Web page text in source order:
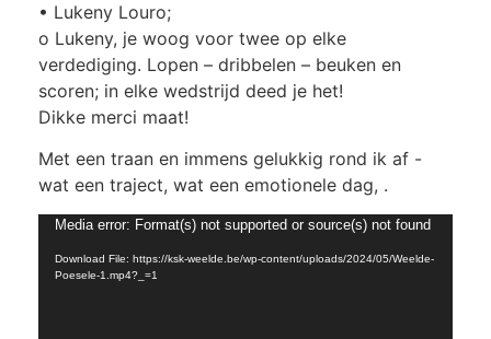
• Lukeny Louro;
o Lukeny, je woog voor twee op elke
verdediging. Lopen – dribbelen – beuken en
scoren; in elke wedstrijd deed je het!
Dikke merci maat!
Met een traan en immens gelukkig rond ik af -
wat een traject, wat een emotionele dag, .
Video
Player
Media error: Format(s) not supported or source(s) not found
Download File: https://ksk-weelde.be/wp-content/uploads/2024/05/Weelde-
Poesele-1.mp4?_=1